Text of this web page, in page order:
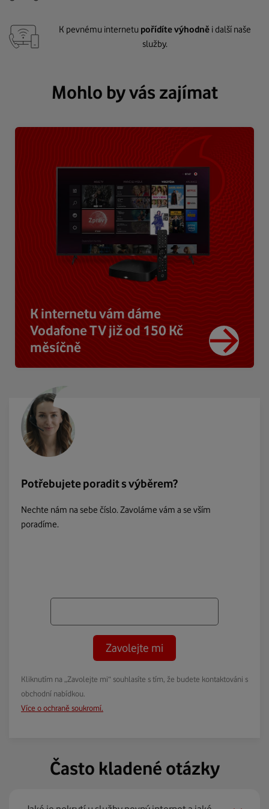
K pevnému internetu pořídíte výhodně i další naše
služby.
Mohlo by vás zajímat
K internetu vám dáme
Vodafone TV již od 150 Kč
měsíčně
Potřebujete poradit s výběrem?
Nechte nám na sebe číslo. Zavoláme vám a se vším
poradíme.
Zavolejte mi
Kliknutím na „Zavolejte mi“ souhlasíte s tím, že budete kontaktováni s
obchodní nabídkou.
Více o ochraně soukromí.
Často kladené otázky